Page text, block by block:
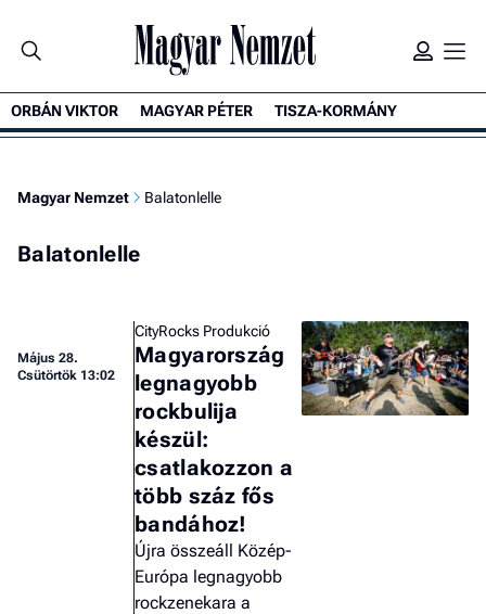
ORBÁN VIKTOR MAGYAR PÉTER TISZA-KORMÁNY
Magyar Nemzet Balatonlelle
Balatonlelle
Május 28.
Csütörtök 13:02
CityRocks Produkció
Magyarország
legnagyobb
rockbulija
készül:
csatlakozzon a
több száz fős
bandához!
Újra összeáll Közép-
Európa legnagyobb
rockzenekara a